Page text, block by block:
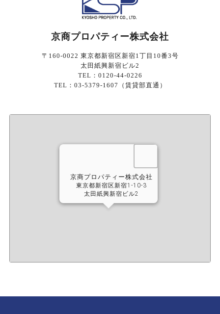
京商プロパティー株式会社
〒160-0022 東京都新宿区新宿1丁目10番3号
太田紙興新宿ビル2
TEL：0120-44-0226
TEL：03-5379-1607（賃貸部直通）